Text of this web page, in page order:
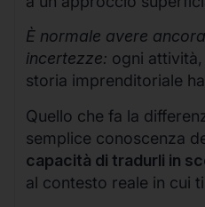
È normale avere
incertezze: ogni
storia imprenditoriale
Quello che fa la
semplice conoscenza
capacità di tradurli in
al contesto reale in cui